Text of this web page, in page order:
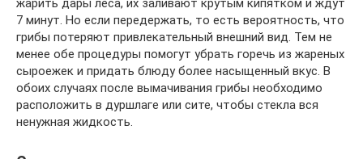
7 минут. Но если передержать, то есть вероятность, что
грибы потеряют привлекательный внешний вид. Тем не
менее обе процедуры помогут убрать горечь из жареных
сыроежек и придать блюду более насыщенный вкус. В
обоих случаях после вымачивания грибы необходимо
расположить в дуршлаге или сите, чтобы стекла вся
ненужная жидкость.